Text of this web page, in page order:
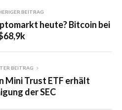
BEITRAG
heute? Bitcoin bei
BEITRAG
Mini Trust ETF erhält
der SEC